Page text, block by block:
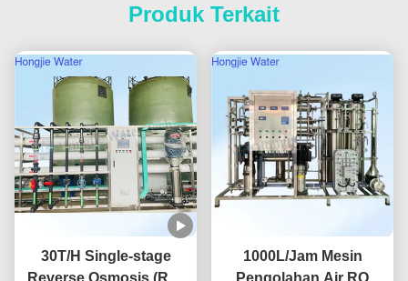
Produk Terkait
30T/H Single-stage
Reverse Osmosis (RO)
1000L/Jam Mesin
Pengolahan Air RO